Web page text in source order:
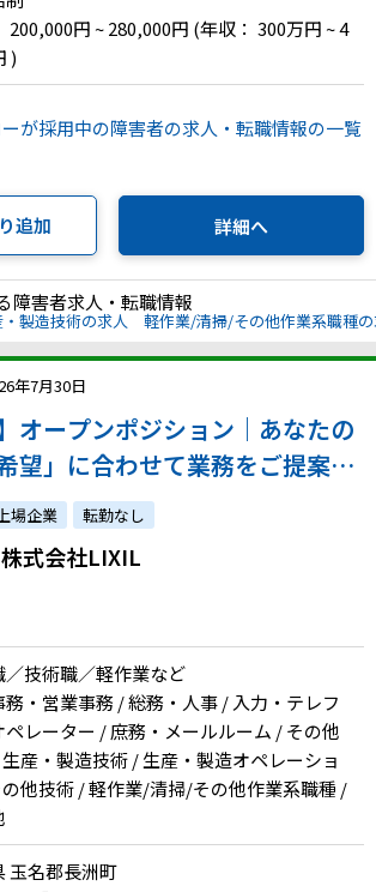
200,000円 ~ 280,000円 (年収： 300万円 ~ 4
)
が採用中の障害者の求人・転職情報の一覧
追加 詳細へ
障害者求人・転職情報
製造技術の求人 軽作業/清掃/その他作業系職種
年7月30日
オープンポジション｜あなたの
望」に合わせて業務をご提案し
採用実績豊富！
上場企業 転勤なし
株式会社LIXIL
／技術職／軽作業など
務・営業事務 / 総務・人事 / 入力・テレフ
ペレーター / 庶務・メールルーム / その他
産・製造技術 / 生産・製造オペレーショ
の他技術 / 軽作業/清掃/その他作業系職種 /
玉名郡長洲町